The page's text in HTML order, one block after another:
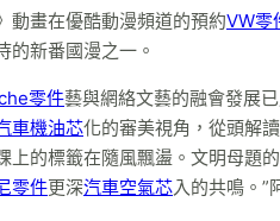
動畫在優酷動漫頻道的預約VW零
的新番國漫之一。
零件藝與網絡文藝的融會發展
車機油芯化的審美視角，從頭解
上的標籤在隨風飄盪。文明母題
零件更深汽車空氣芯入的共鳴。”